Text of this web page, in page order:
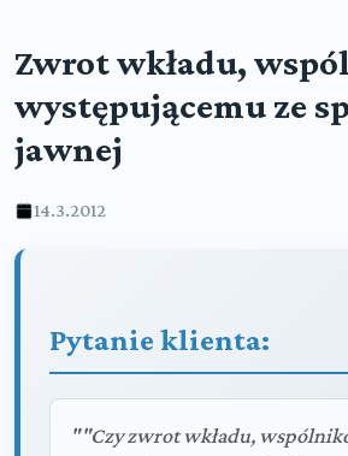
Zwrot wkładu,
występującemu ze
jawnej
14.3.2012
Pytanie klienta:
""Czy zwrot wkładu,